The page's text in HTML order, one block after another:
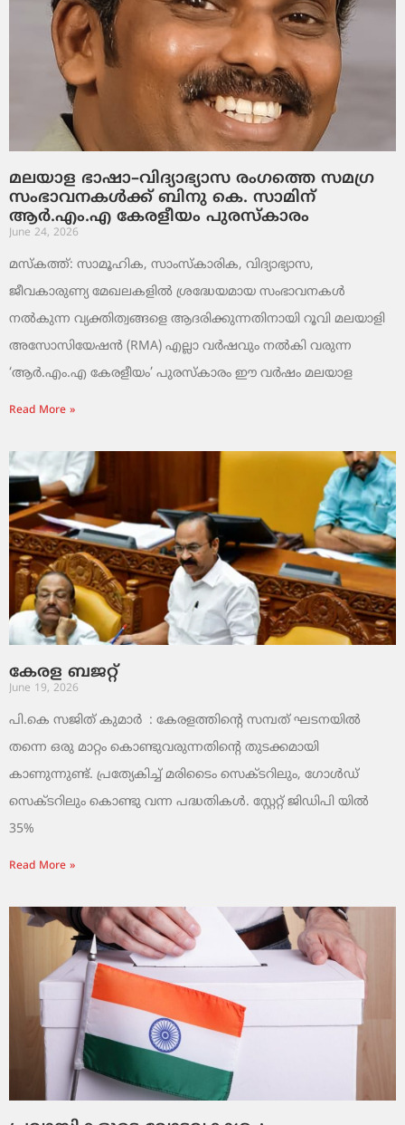
മലയാള ഭാഷാ–വിദ്യാഭ്യാസ രംഗത്തെ സമഗ്ര
സംഭാവനകൾക്ക് ബിനു കെ. സാമിന്
ആർ.എം.എ കേരളീയം പുരസ്‌കാരം
June 24, 2026
മസ്കത്ത്: സാമൂഹിക, സാംസ്‌കാരിക, വിദ്യാഭ്യാസ,
ജീവകാരുണ്യ മേഖലകളിൽ ശ്രദ്ധേയമായ സംഭാവനകൾ
നൽകുന്ന വ്യക്തിത്വങ്ങളെ ആദരിക്കുന്നതിനായി റൂവി മലയാളി
അസോസിയേഷൻ (RMA) എല്ലാ വർഷവും നൽകി വരുന്ന
‘ആർ.എം.എ കേരളീയം’ പുരസ്‌കാരം ഈ വർഷം മലയാള
Read More »
കേരള ബജറ്റ്
June 19, 2026
പി.കെ സജിത് കുമാര്‍ : കേരളത്തിന്റെ സമ്പത് ഘടനയിൽ
തന്നെ ഒരു മാറ്റം കൊണ്ടുവരുന്നതിന്റെ തുടക്കമായി
കാണുന്നുണ്ട്. പ്രത്യേകിച്ച് മരിടൈം സെക്ടറിലും, ഗോൾഡ്
സെക്ടറിലും കൊണ്ടു വന്ന പദ്ധതികൾ. സ്റ്റേറ്റ് ജിഡിപി യിൽ
35%
Read More »